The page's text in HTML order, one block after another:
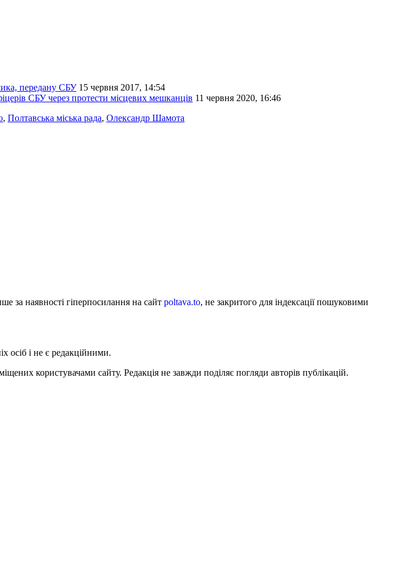
передану СБУ 15 червня 2017, 14:54
СБУ через протести місцевих мешканців 11 червня 2020, 16:46
, Полтавська міська рада, Олександр Шамота
за наявності гіперпосилання на сайт poltava.to, не закритого для індексації пошуковими
осіб і не є редакційними.
користувачами сайту. Редакція не завжди поділяє погляди авторів публікацій.